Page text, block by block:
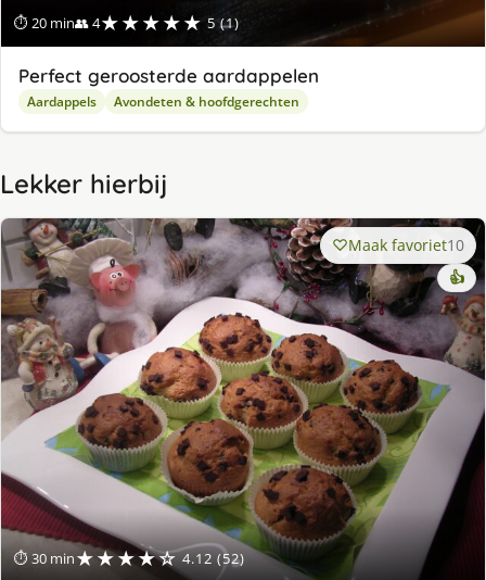
⏱ 20 min👥 4★★★★★ 5 (1)
Perfect geroosterde aardappelen
Aardappels Avondeten & hoofdgerechten
Lekker hierbij
⏱ 30 min★★★★☆ 4.12 (52)
Maak favoriet10
👍